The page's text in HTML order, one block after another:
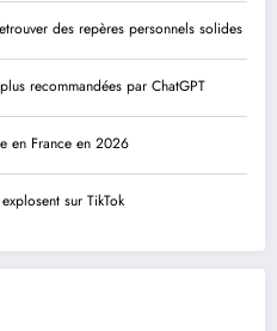
des repères personnels solides
recommandées par ChatGPT
en France en 2026
sur TikTok